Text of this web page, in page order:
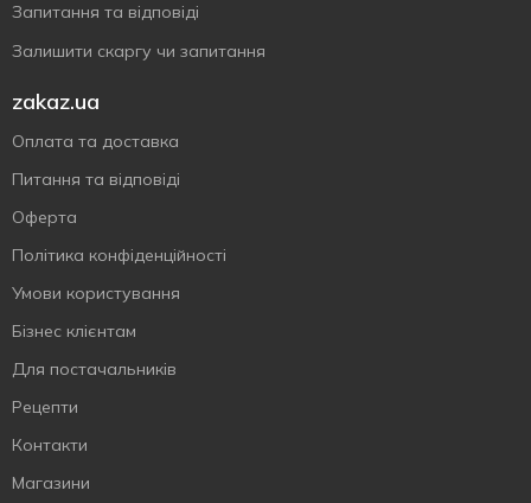
Запитання та відповіді
Залишити скаргу чи запитання
zakaz.ua
Оплата та доставка
Питання та відповіді
Оферта
Політика конфіденційності
Умови користування
Бізнес клієнтам
Для постачальників
Рецепти
Контакти
Магазини